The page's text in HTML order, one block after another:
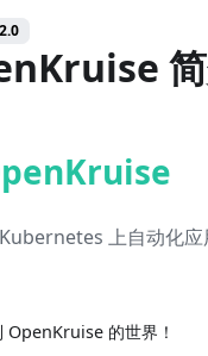
上自动化应
OpenKruise 的世界！